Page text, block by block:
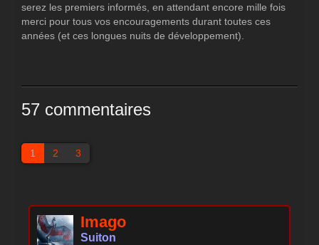
serez les premiers informés, en attendant encore mille fois
merci pour tous vos encouragements durant toutes ces
années (et ces longues nuits de développement).
57 commentaires
1 2 3
Imago
Suiton